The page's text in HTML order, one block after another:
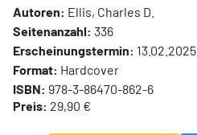
Autoren: Ellis, Charles D.
Seitenanzahl: 336
Erscheinungstermin: 13.02.2025
Format: Hardcover
ISBN: 978-3-86470-862-6
Preis: 29,90 €